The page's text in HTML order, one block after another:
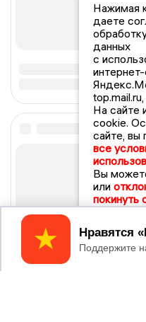
Нажимая
даете
данных
с
На сайте
cookie.
сайте, вы
все
Вы
или
покинуть